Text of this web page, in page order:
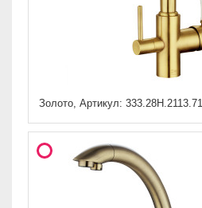
Золото, Артикул: